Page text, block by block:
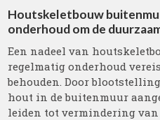
Houtskeletbouw
onderhoud om de
Een nadeel van
regelmatig onderhoud
behouden. Door
hout in de buitenmuur
leiden tot vermindering